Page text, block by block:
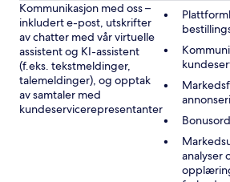
Kommunikasjon med oss –
inkludert e-post, utskrifter
av chatter med vår virtuelle
assistent og KI-assistent
(f.eks. tekstmeldinger,
talemeldinger), og opptak
av samtaler med
kundeservicerepresentanter
analyser